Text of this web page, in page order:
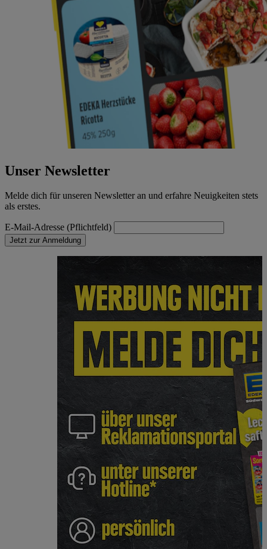
Unser Newsletter
Melde dich für unseren Newsletter an und erfahre Neuigkeiten stets
als erstes.
E-Mail-Adresse (Pflichtfeld)
Jetzt zur Anmeldung